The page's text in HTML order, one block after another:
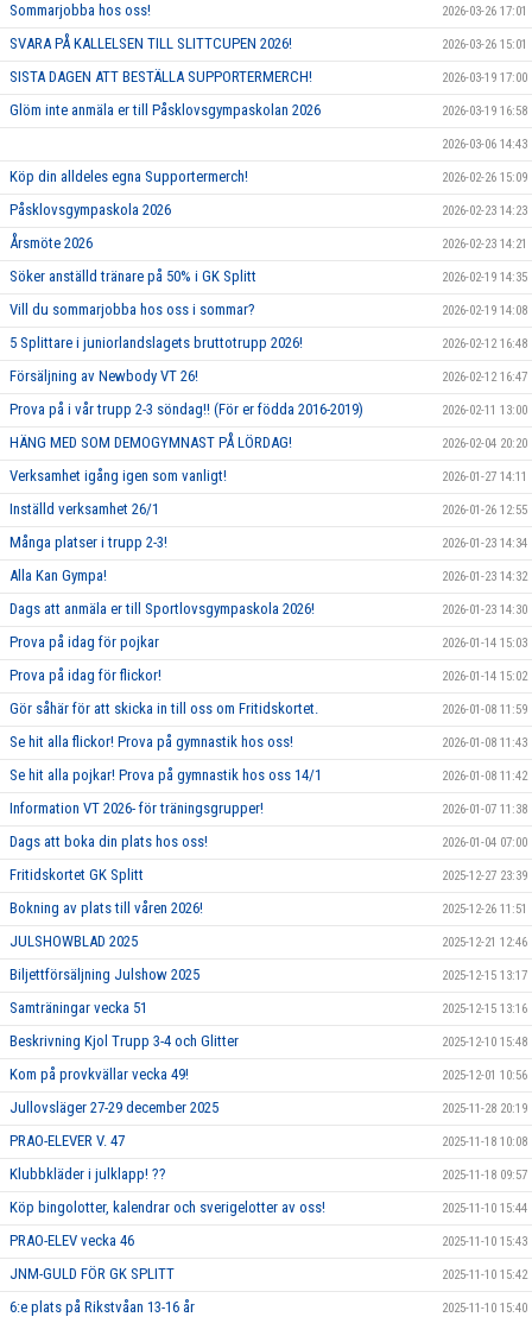
Sommarjobba hos oss! 2026-03-26 17:01
SVARA PÅ KALLELSEN TILL SLITTCUPEN 2026! 2026-03-26 15:01
SISTA DAGEN ATT BESTÄLLA SUPPORTERMERCH! 2026-03-19 17:00
Glöm inte anmäla er till Påsklovsgympaskolan 2026 2026-03-19 16:58
2026-03-06 14:43
Köp din alldeles egna Supportermerch! 2026-02-26 15:09
Påsklovsgympaskola 2026 2026-02-23 14:23
Årsmöte 2026 2026-02-23 14:21
Söker anställd tränare på 50% i GK Splitt 2026-02-19 14:35
Vill du sommarjobba hos oss i sommar? 2026-02-19 14:08
5 Splittare i juniorlandslagets bruttotrupp 2026! 2026-02-12 16:48
Försäljning av Newbody VT 26! 2026-02-12 16:47
Prova på i vår trupp 2-3 söndag!! (För er födda 2016-2019) 2026-02-11 13:00
HÄNG MED SOM DEMOGYMNAST PÅ LÖRDAG! 2026-02-04 20:20
Verksamhet igång igen som vanligt! 2026-01-27 14:11
Inställd verksamhet 26/1 2026-01-26 12:55
Många platser i trupp 2-3! 2026-01-23 14:34
Alla Kan Gympa! 2026-01-23 14:32
Dags att anmäla er till Sportlovsgympaskola 2026! 2026-01-23 14:30
Prova på idag för pojkar 2026-01-14 15:03
Prova på idag för flickor! 2026-01-14 15:02
Gör såhär för att skicka in till oss om Fritidskortet. 2026-01-08 11:59
Se hit alla flickor! Prova på gymnastik hos oss! 2026-01-08 11:43
Se hit alla pojkar! Prova på gymnastik hos oss 14/1 2026-01-08 11:42
Information VT 2026- för träningsgrupper! 2026-01-07 11:38
Dags att boka din plats hos oss! 2026-01-04 07:00
Fritidskortet GK Splitt 2025-12-27 23:39
Bokning av plats till våren 2026! 2025-12-26 11:51
JULSHOWBLAD 2025 2025-12-21 12:46
Biljettförsäljning Julshow 2025 2025-12-15 13:17
Samträningar vecka 51 2025-12-15 13:16
Beskrivning Kjol Trupp 3-4 och Glitter 2025-12-10 15:48
Kom på provkvällar vecka 49! 2025-12-01 10:56
Jullovsläger 27-29 december 2025 2025-11-28 20:19
PRAO-ELEVER V. 47 2025-11-18 10:08
Klubbkläder i julklapp! ?? 2025-11-18 09:57
Köp bingolotter, kalendrar och sverigelotter av oss! 2025-11-10 15:44
PRAO-ELEV vecka 46 2025-11-10 15:43
JNM-GULD FÖR GK SPLITT 2025-11-10 15:42
6:e plats på Rikstvåan 13-16 år 2025-11-10 15:40